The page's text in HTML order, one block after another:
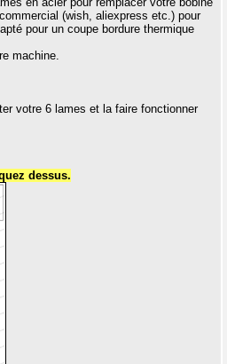
(wish, aliexpress etc.) pour
pour un coupe bordure thermique
machine.
votre 6 lames et la faire fonctionner
dessus.